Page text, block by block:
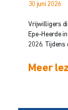
30 juni 2026
Vrijwilligers
Epe-Heerde
2026. Tijdens
Meer